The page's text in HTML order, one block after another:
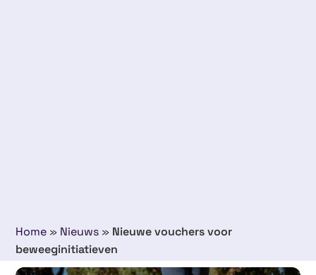
Home » Nieuws » Nieuwe vouchers voor
beweeginitiatieven